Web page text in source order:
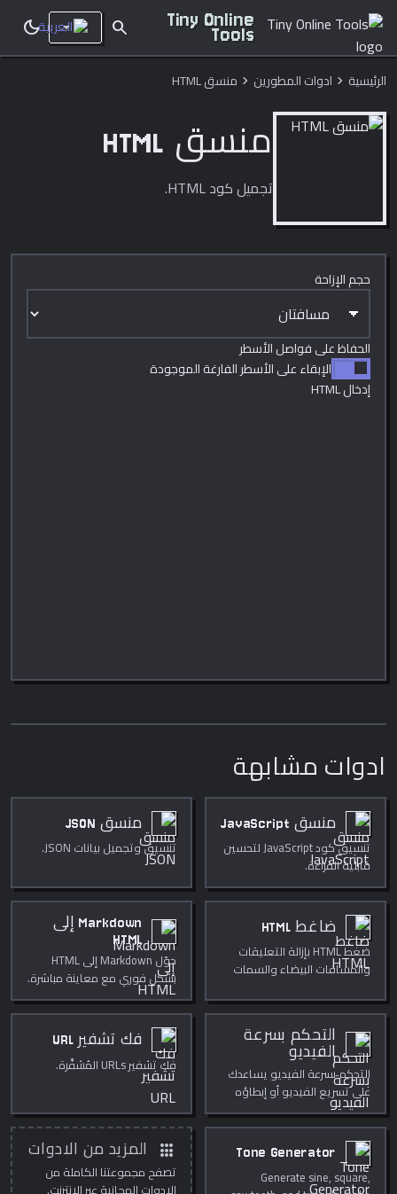
Tiny Online
Tools
search
dark_mode
الرئيسية chevron_right ادوات المطورين chevron_right منسق HTML
منسق HTML
تجميل كود HTML.
حجم الإزاحة
الحفاظ على فواصل الأسطر
الإبقاء على الأسطر الفارغة الموجودة
إدخال HTML
ادوات مشابهة
منسق JavaScript
تنسيق كود JavaScript لتحسين
قابلية القراءة.
منسق JSON
تنسيق وتجميل بيانات JSON.
ضاغط HTML
ضغط HTML بإزالة التعليقات
والمسافات البيضاء والسمات
Markdown إلى
HTML
حوّل Markdown إلى HTML
بشكل فوري مع معاينة مباشرة.
التحكم بسرعة
الفيديو
التحكم بسرعة الفيديو يساعدك
على تسريع الفيديو أو إبطاؤه
للمراجعة أو الدروس مباشرة
داخل المتصفح. استخدمه
لتنظيف الوسائط بسرعة
وخصوصية، للنشر، الدروس،
العروض، والتحرير اليومي.
فك تشفير URL
فك تشفير URLs المُشفَّرة.
Tone Generator
Generate sine, square,
apps المزيد من الادوات
تصفح مجموعتنا الكاملة من
الادوات المجانية عبر الانترنت.